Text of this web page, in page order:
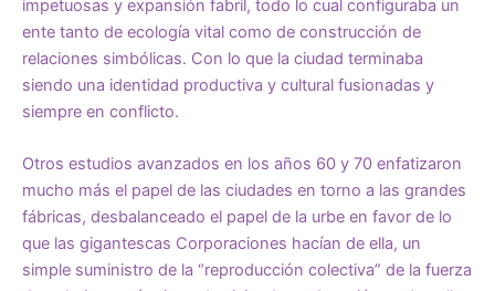
impetuosas y expansión fabril, todo lo cual configuraba un
ente tanto de ecología vital como de construcción de
relaciones simbólicas. Con lo que la ciudad terminaba
siendo una identidad productiva y cultural fusionadas y
siempre en conflicto.
Otros estudios avanzados en los años 60 y 70 enfatizaron
mucho más el papel de las ciudades en torno a las grandes
fábricas, desbalanceado el papel de la urbe en favor de lo
que las gigantescas Corporaciones hacían de ella, un
simple suministro de la “reproducción colectiva” de la fuerza